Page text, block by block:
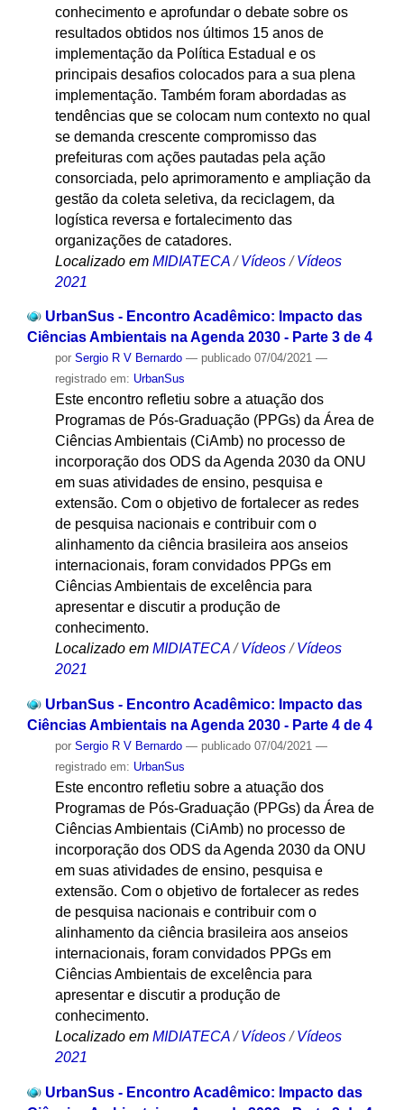
conhecimento e aprofundar o debate sobre os
resultados obtidos nos últimos 15 anos de
implementação da Política Estadual e os
principais desafios colocados para a sua plena
implementação. Também foram abordadas as
tendências que se colocam num contexto no qual
se demanda crescente compromisso das
prefeituras com ações pautadas pela ação
consorciada, pelo aprimoramento e ampliação da
gestão da coleta seletiva, da reciclagem, da
logística reversa e fortalecimento das
organizações de catadores.
Localizado em MIDIATECA /Vídeos /Vídeos
2021
UrbanSus - Encontro Acadêmico: Impacto das
Ciências Ambientais na Agenda 2030 - Parte 3 de 4
por Sergio R V Bernardo — publicado07/04/2021 —
registrado em: UrbanSus
Este encontro refletiu sobre a atuação dos
Programas de Pós-Graduação (PPGs) da Área de
Ciências Ambientais (CiAmb) no processo de
incorporação dos ODS da Agenda 2030 da ONU
em suas atividades de ensino, pesquisa e
extensão. Com o objetivo de fortalecer as redes
de pesquisa nacionais e contribuir com o
alinhamento da ciência brasileira aos anseios
internacionais, foram convidados PPGs em
Ciências Ambientais de excelência para
apresentar e discutir a produção de
conhecimento.
Localizado em MIDIATECA /Vídeos /Vídeos
2021
UrbanSus - Encontro Acadêmico: Impacto das
Ciências Ambientais na Agenda 2030 - Parte 4 de 4
por Sergio R V Bernardo — publicado07/04/2021 —
registrado em: UrbanSus
Este encontro refletiu sobre a atuação dos
Programas de Pós-Graduação (PPGs) da Área de
Ciências Ambientais (CiAmb) no processo de
incorporação dos ODS da Agenda 2030 da ONU
em suas atividades de ensino, pesquisa e
extensão. Com o objetivo de fortalecer as redes
de pesquisa nacionais e contribuir com o
alinhamento da ciência brasileira aos anseios
internacionais, foram convidados PPGs em
Ciências Ambientais de excelência para
apresentar e discutir a produção de
conhecimento.
Localizado em MIDIATECA /Vídeos /Vídeos
2021
UrbanSus - Encontro Acadêmico: Impacto das